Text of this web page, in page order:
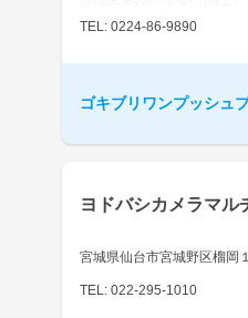
TEL: 0224-86-9890
ゴキブリワンプッシュ
ヨドバシカメラマル
宮城県仙台市宮城野区榴岡
TEL: 022-295-1010